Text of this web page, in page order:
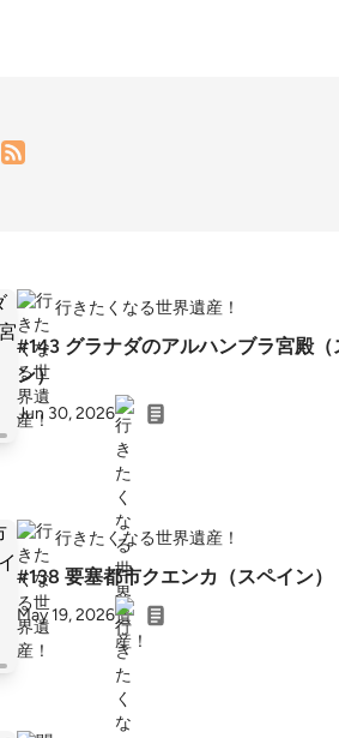
行きたくなる世界遺産！
#143 グラナダのアルハンブラ宮殿（
ン）
Jun 30, 2026
行きたくなる世界遺産！
#138 要塞都市クエンカ（スペイン）
May 19, 2026